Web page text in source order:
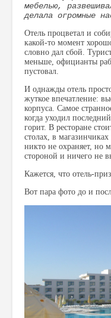
мебелью,
делала огромные
Отель процветал и
какой-то момент
словно дал сбой.
меньше, официанты
пустовал.
И однажды отель
жуткое впечатление:
корпуса. Самое
когда уходил
горит. В ресторане
столах, в
никто не охраняет, но
стороной и ничего не
Кажется, что отель-
Вот пара фото до и